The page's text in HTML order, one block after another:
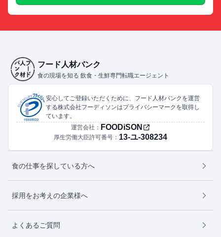
フード人材バンク
食の現場を知る 飲食・生鮮専門転職エージェント
安心してご登録いただくために、フード人材バンクを運営
する株式会社フーディソンはプライバシーマークを取得し
ています。
運営会社： FOODiSON
厚生労働大臣許可番号： 13-ユ-308234
食の仕事を探している方へ
採用をお考えの企業様へ
よくあるご質問